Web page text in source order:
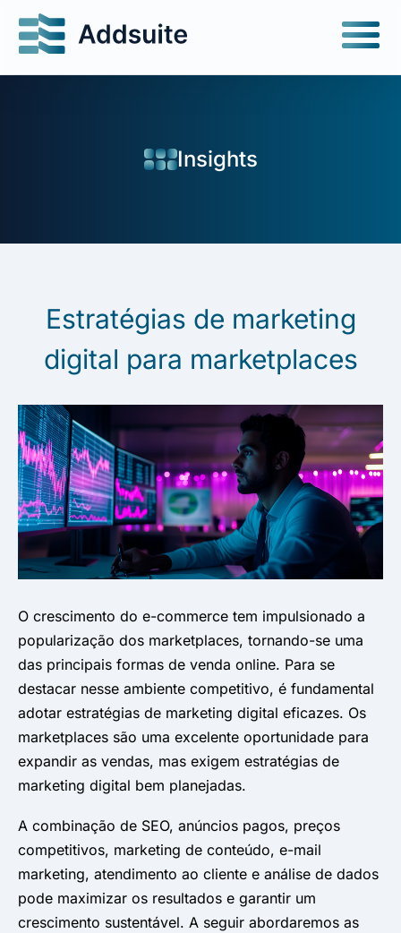
Insights
Estratégias de marketing
digital para marketplaces
O crescimento do e-commerce tem impulsionado a
popularização dos marketplaces, tornando-se uma
das principais formas de venda online. Para se
destacar nesse ambiente competitivo, é fundamental
adotar estratégias de marketing digital eficazes. Os
marketplaces são uma excelente oportunidade para
expandir as vendas, mas exigem estratégias de
marketing digital bem planejadas.
A combinação de SEO, anúncios pagos, preços
competitivos, marketing de conteúdo, e-mail
marketing, atendimento ao cliente e análise de dados
pode maximizar os resultados e garantir um
crescimento sustentável. A seguir abordaremos as